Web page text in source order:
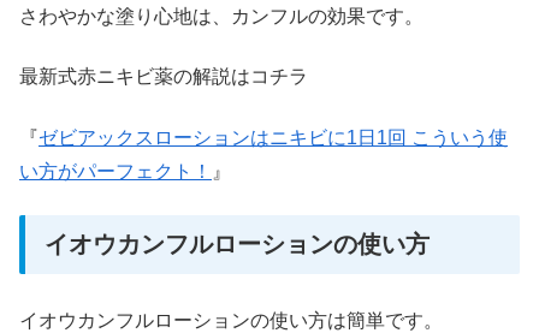
さわやかな塗り心地は、カンフルの効果です。
最新式赤ニキビ薬の解説はコチラ
『ゼビアックスローションはニキビに1日1回 こういう使
い方がパーフェクト！
』
イオウカンフルローションの使い方
イオウカンフルローションの使い方は簡単です。